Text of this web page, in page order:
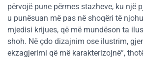
përvojë pune përmes stazheve, ku një
u punësuan më pas në shoqëri të
mjedisi krijues, që më mundëson ta
shoh. Në çdo dizajnim ose ilustrim,
ekzagjerimi që më karakterizojnë”,